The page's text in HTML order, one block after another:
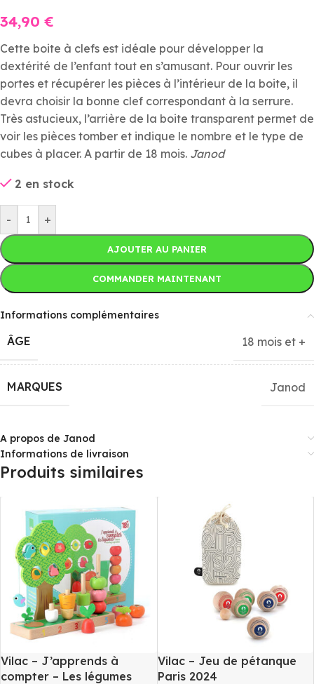
34,90 €
Cette boite à clefs est idéale pour développer la
dextérité de l’enfant tout en s’amusant. Pour ouvrir les
portes et récupérer les pièces à l’intérieur de la boite, il
devra choisir la bonne clef correspondant à la serrure.
Très astucieux, l’arrière de la boite transparent permet de
voir les pièces tomber et indique le nombre et le type de
cubes à placer. A partir de 18 mois. Janod
2 en stock
- +
AJOUTER AU PANIER
COMMANDER MAINTENANT
Informations complémentaires
ÂGE 18 mois et +
MARQUES Janod
A propos de Janod
Informations de livraison
Produits similaires
Vilac – J’apprends à
compter – Les légumes
Vilac – Jeu de pétanque
Paris 2024